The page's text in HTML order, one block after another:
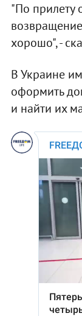
"По прилету
хорошо", -
В Украине
оформить
и найти их